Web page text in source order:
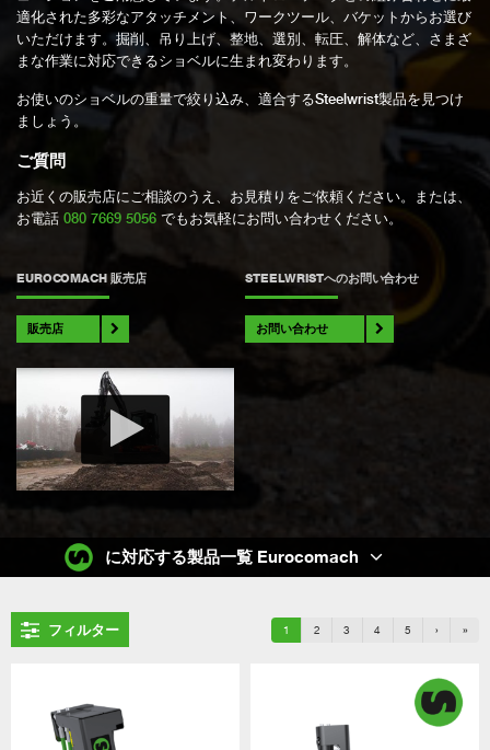
適化された多彩なアタッチメント、ワークツール、バケットからお選び
いただけます。掘削、吊り上げ、整地、選別、転圧、解体など、さまざ
まな作業に対応できるショベルに生まれ変わります。
お使いのショベルの重量で絞り込み、適合するSteelwrist製品を見つけ
ましょう。
ご質問
お近くの販売店にご相談のうえ、お見積りをご依頼ください。または、
お電話 080 7669 5056 でもお気軽にお問い合わせください。
EUROCOMACH 販売店
販売店
STEELWRISTへのお問い合わせ
お問い合わせ
フィルター 1 2 3 4 5 › »
に対応する製品一覧 Eurocomach